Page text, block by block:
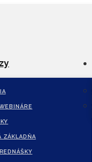
ZÁKLADŇA